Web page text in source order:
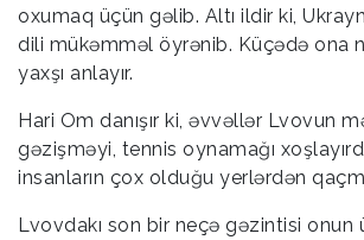
oxumaq üçün gəlib. Altı ildir ki,
dili mükəmməl öyrənib. Küçədə ona
yaxşı anlayır.
Hari Om danışır ki, əvvəllər Lvovun
gəzişməyi, tennis oynamağı
insanların çox olduğu yerlərdən
Lvovdakı son bir neçə gəzintisi onun